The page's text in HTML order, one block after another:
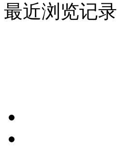
最近浏览记录